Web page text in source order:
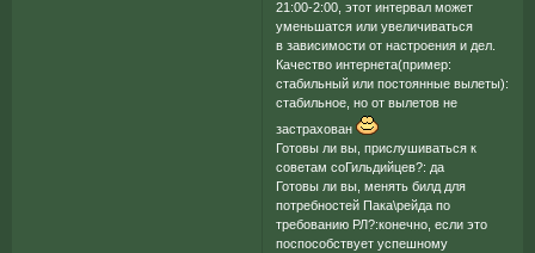
21:00-2:00, этот интервал может
уменьшатся или увеличиваться
в зависимости от настроения и дел.
Качество интернета(пример:
стабильный или постоянные вылеты):
стабильное, но от вылетов не
застрахован
Готовы ли вы, прислушиваться к
советам соГильдийцев?: да
Готовы ли вы, менять билд для
потребностей Пака\рейда по
требованию РЛ?:конечно, если это
поспособствует успешному